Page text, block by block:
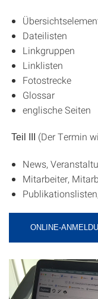
Dateilisten
Linkgruppen
Linklisten
Fotostrecke
Glossar
englische Seiten
Teil III (Der Termin
News,
Mitarbeiter,
ONLINE-